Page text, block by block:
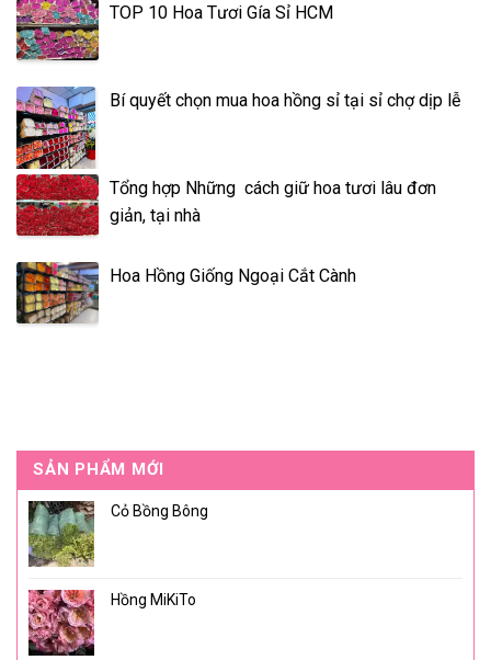
TOP 10 Hoa Tươi Gía Sỉ HCM
Bí quyết chọn mua hoa hồng sỉ tại sỉ chợ dịp lễ
Tổng hợp Những cách giữ hoa tươi lâu đơn
giản, tại nhà
Hoa Hồng Giống Ngoại Cắt Cành
SẢN PHẨM MỚI
Cỏ Bồng Bông
Hồng MiKiTo